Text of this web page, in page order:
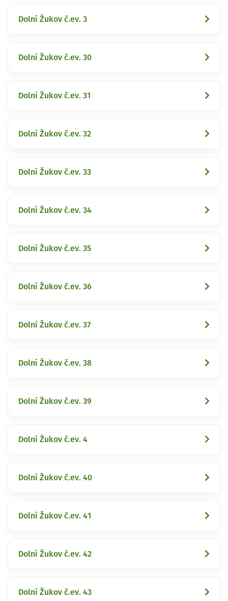
Dolní Žukov č.ev. 3
Dolní Žukov č.ev. 30
Dolní Žukov č.ev. 31
Dolní Žukov č.ev. 32
Dolní Žukov č.ev. 33
Dolní Žukov č.ev. 34
Dolní Žukov č.ev. 35
Dolní Žukov č.ev. 36
Dolní Žukov č.ev. 37
Dolní Žukov č.ev. 38
Dolní Žukov č.ev. 39
Dolní Žukov č.ev. 4
Dolní Žukov č.ev. 40
Dolní Žukov č.ev. 41
Dolní Žukov č.ev. 42
Dolní Žukov č.ev. 43